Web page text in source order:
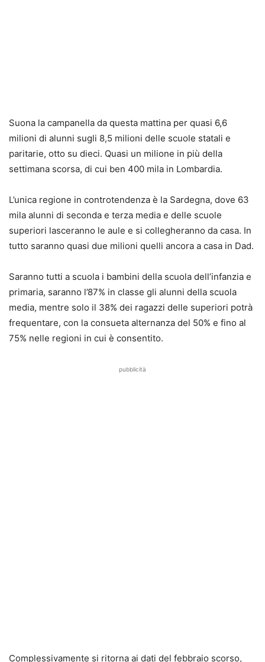
Suona la campanella da questa mattina per quasi 6,6
milioni di alunni sugli 8,5 milioni delle scuole statali e
paritarie, otto su dieci. Quasi un milione in più della
settimana scorsa, di cui ben 400 mila in Lombardia.
L’unica regione in controtendenza è la Sardegna, dove 63
mila alunni di seconda e terza media e delle scuole
superiori lasceranno le aule e si collegheranno da casa. In
tutto saranno quasi due milioni quelli ancora a casa in Dad.
Saranno tutti a scuola i bambini della scuola dell’infanzia e
primaria, saranno l’87% in classe gli alunni della scuola
media, mentre solo il 38% dei ragazzi delle superiori potrà
frequentare, con la consueta alternanza del 50% e fino al
75% nelle regioni in cui è consentito.
pubblicità
Complessivamente si ritorna ai dati del febbraio scorso,